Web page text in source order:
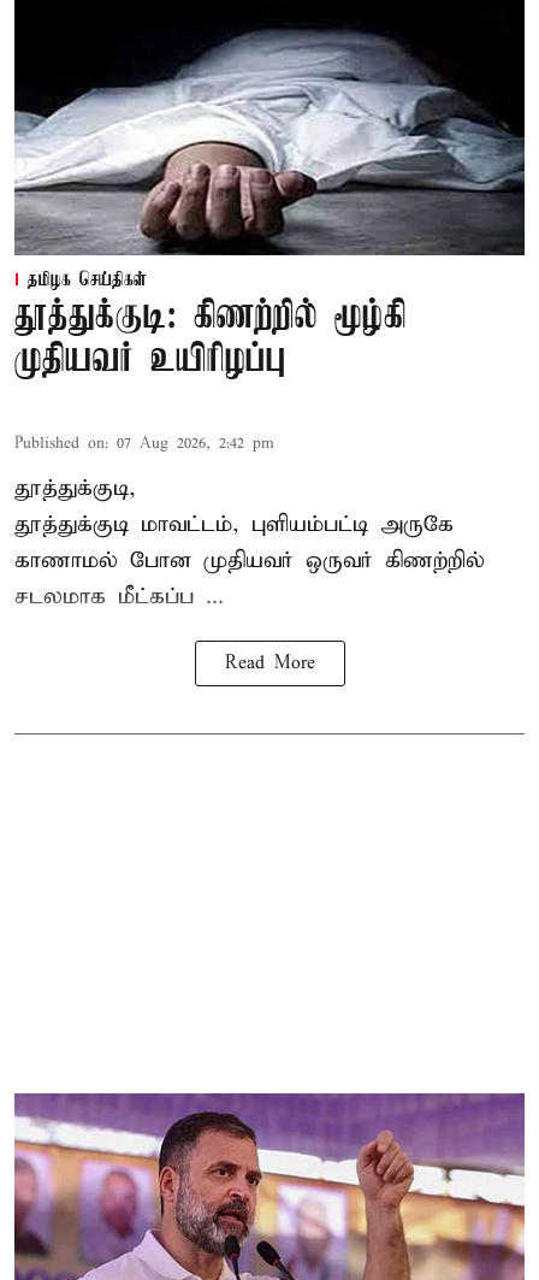
தமிழக செய்திகள்
தூத்துக்குடி: கிணற்றில் மூழ்கி
முதியவர் உயிரிழப்பு
Published on: 07 Aug 2026, 2:42 pm
தூத்துக்குடி,
தூத்துக்குடி மாவட்டம், புளியம்பட்டி அருகே
காணாமல் போன முதியவர் ஒருவர் கிணற்றில்
சடலமாக மீட்கப்ப ...
Read More